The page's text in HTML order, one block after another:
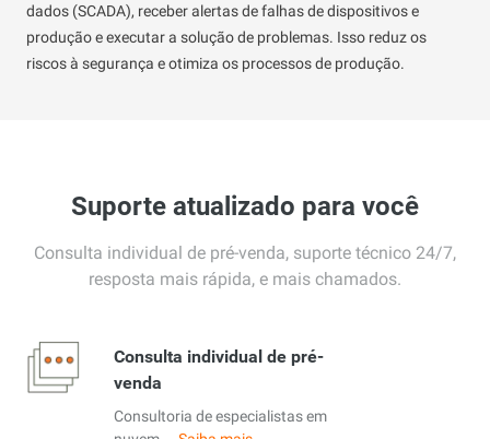
dados (SCADA), receber alertas de falhas de dispositivos e
produção e executar a solução de problemas. Isso reduz os
riscos à segurança e otimiza os processos de produção.
Suporte atualizado para você
Consulta individual de pré-venda, suporte técnico 24/7,
resposta mais rápida, e mais chamados.
Consulta individual de pré-
venda
Consultoria de especialistas em